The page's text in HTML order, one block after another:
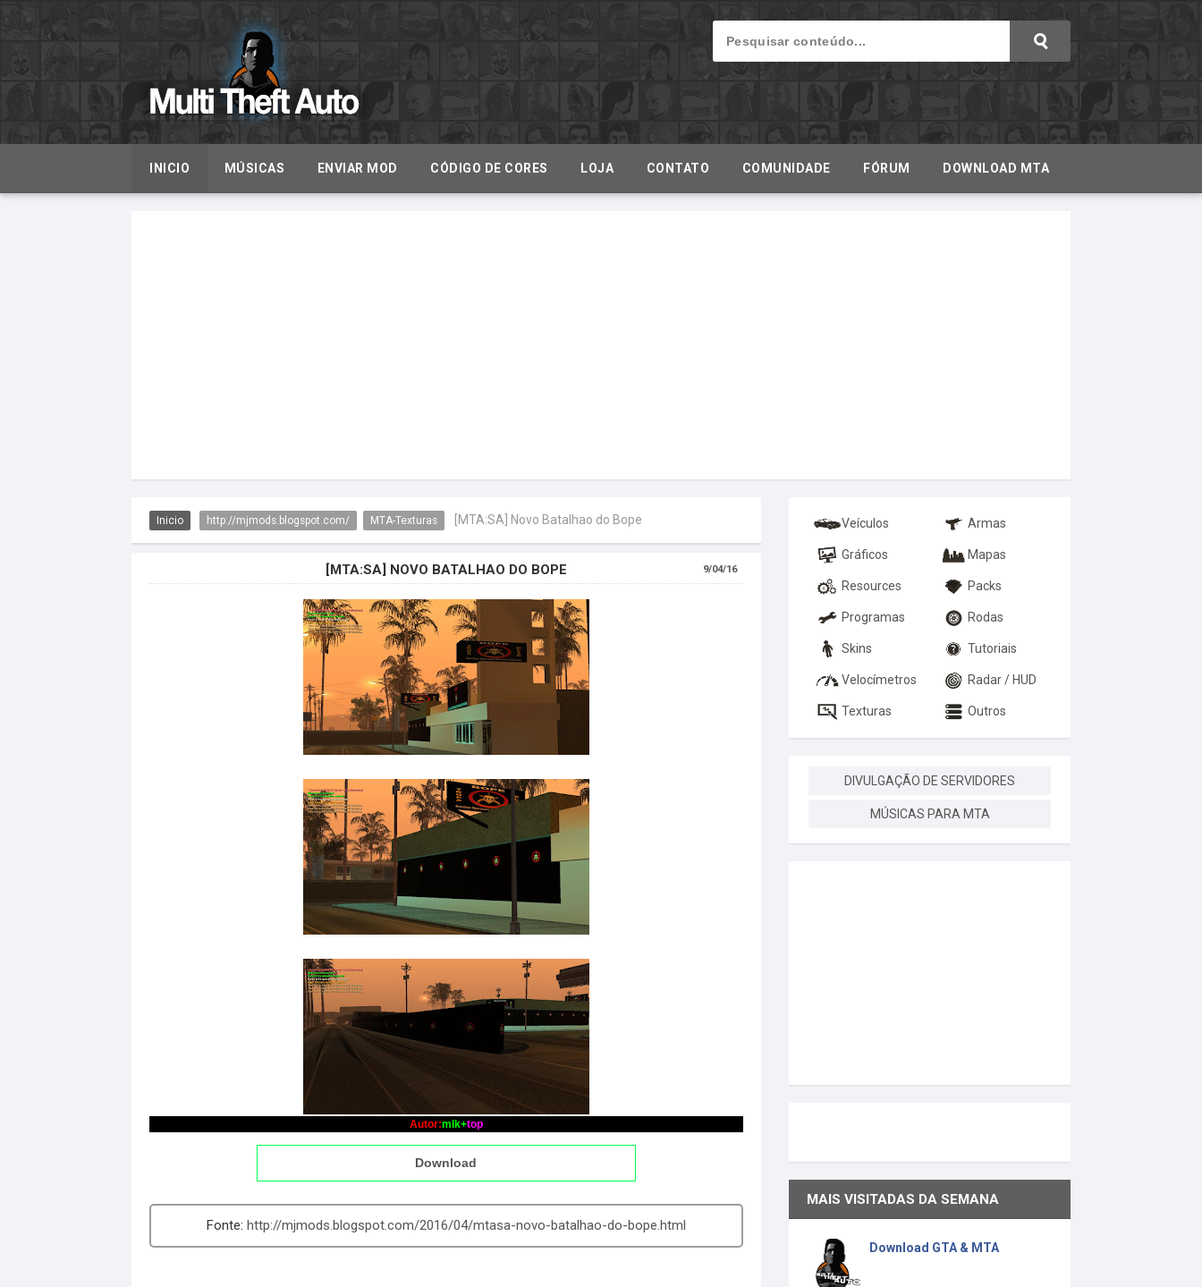
INICIO MÚSICAS ENVIAR MOD CÓDIGO DE CORES LOJA CONTATO COMUNIDADE FÓRUM DOWNLOAD MTA
Inicio http://mjmods.blogspot.com/ MTA-Texturas [MTA:SA] Novo Batalhao do Bope
[MTA:SA] NOVO BATALHAO DO BOPE 9/04/16
Autor:mlk+top
Download
http://mjmods.blogspot.com/2016/04/mtasa-novo-batalhao-do-bope.html
Veículos Armas
Gráficos Mapas
Resources Packs
Programas Rodas
Skins Tutoriais
Velocímetros Radar / HUD
Texturas Outros
DIVULGAÇÃO DE SERVIDORES
MÚSICAS PARA MTA
MAIS VISITADAS DA SEMANA
Download GTA & MTA